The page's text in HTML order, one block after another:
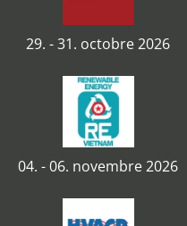
29. - 31. octobre 2026
04. - 06. novembre 2026